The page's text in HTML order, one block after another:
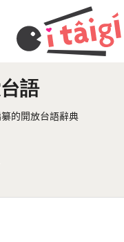
語
的開放台語辭典